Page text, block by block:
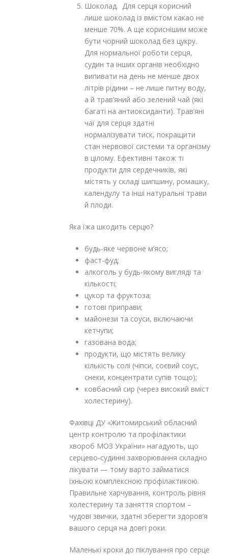
Шоколад. Для серця корисний
лише шоколад із вмістом какао не
менше 70%. А ще кориснішим може
бути чорний шоколад без цукру.
Для нормальної роботи серця,
судин та інших органів необхідно
випивати на день не менше двох
літрів рідини – не лише питну воду,
а й трав’яний або зелений чай (які
багаті на антиоксиданти). Трав’яні
чаї для серця здатні
нормалізувати тиск, покращити
стан нервової системи та організму
в цілому. Ефективні також ті
продукти для сердечників, які
містять у складі шипшину, ромашку,
календулу та інші натуральні трави
й плоди.
Яка їжа шкодить серцю?
будь-яке червоне м’ясо;
фаст-фуд;
алкоголь у будь-якому вигляді та
кількості;
цукор та фруктоза;
готові приправи;
майонези та соуси, включаючи
кетчупи;
газована вода;
продукти, що містять велику
кількість солі (чіпси, соєвий соус,
снеки, концентрати супів тощо);
ковбасний сир (через високий вміст
холестерину).
Фахівці ДУ «Житомирський обласний
центр контролю та профілактики
хвороб МОЗ України» нагадують, що
серцево-судинні захворювання складно
лікувати — тому варто займатися
їхньою комплексною профілактикою.
Правильне харчування, контроль рівня
холестерину та заняття спортом –
чудові звички, здатні зберегти здоров’я
вашого серця на довгі роки.
Маленькі кроки до піклування про серце